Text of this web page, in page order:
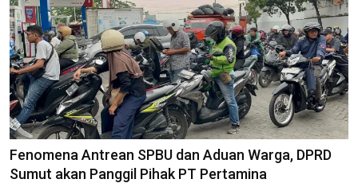
Fenomena Antrean SPBU dan Aduan Warga, DPRD
Sumut akan Panggil Pihak PT Pertamina